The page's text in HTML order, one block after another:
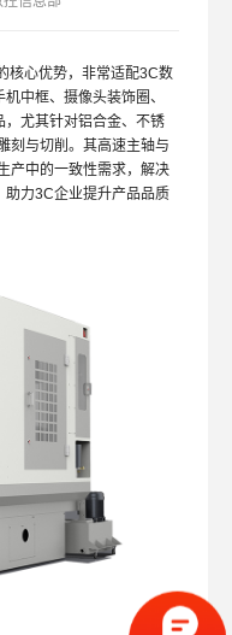
核心优势，非常适配3C数
中框、摄像头装饰圈、
，尤其针对铝合金、不锈
刻与切削。其高速主轴与
产中的一致性需求，解决
助力3C企业提升产品品质